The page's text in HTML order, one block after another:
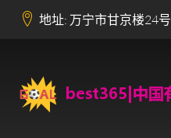
地址: 万宁市甘京楼24号